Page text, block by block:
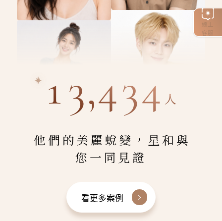
線上
客服
13,434 人
他們的美麗蛻變，星和與
您一同見證
看更多案例